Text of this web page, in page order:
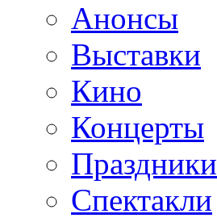
Анонсы
Выставки
Кино
Концерты
Праздники
Спектакли